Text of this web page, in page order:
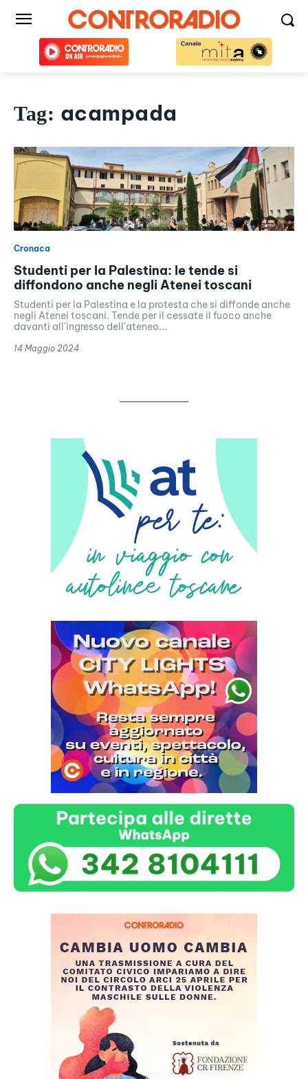
Tag: acampada
Cronaca
Studenti per la Palestina: le tende si
diffondono anche negli Atenei toscani
Studenti per la Palestina e la protesta che si diffonde anche
negli Atenei toscani. Tende per il cessate il fuoco anche
davanti all'ingresso dell'ateneo...
14 Maggio 2024